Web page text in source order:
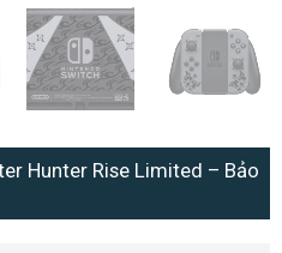
Hunter Rise Limited – Bảo